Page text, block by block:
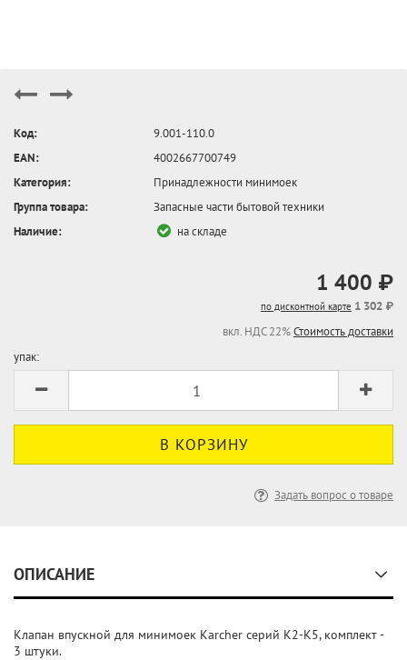
Код:
9.001-110.0
EAN:
4002667700749
Категория:
Принадлежности минимоек
Группа товара:
Запасные части бытовой техники
Наличие:
на складе
1 400 ₽
по дисконтной карте 1 302 ₽
вкл. НДС 22%Стоимость доставки
упак:
Задать вопрос о товаре
ОПИСАНИЕ
Клапан впускной для минимоек Karcher серий К2-K5, комплект -
3 штуки.